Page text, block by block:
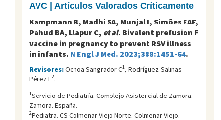
AVC | Artículos Valorados Críticamente
Kampmann B, Madhi SA, Munjal I, Simões EAF,
Pahud BA, Llapur C, et al. Bivalent prefusion F
vaccine in pregnancy to prevent RSV illness
in infants. N Engl J Med. 2023;388:1451-64.
Revisores:Ochoa Sangrador C1, Rodríguez-Salinas
Pérez E2.
1Servicio de Pediatría. Complejo Asistencial de Zamora.
Zamora. España.
2Pediatra. CS Colmenar Viejo Norte. Colmenar Viejo.